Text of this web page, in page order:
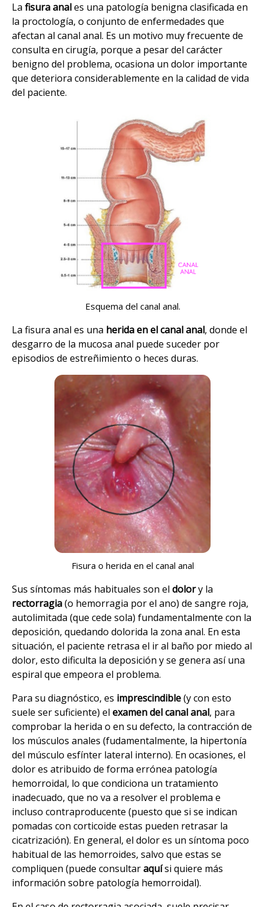
La fisura anales una patología benigna clasificada en
la proctología, o conjunto de enfermedades que
afectan al canal anal. Es un motivo muy frecuente de
consulta en cirugía, porque a pesar del carácter
benigno del problema, ocasiona un dolor importante
que deteriora considerablemente en la calidad de vida
del paciente.
Esquema del canal anal.
La fisura anal es una herida en el canal anal, donde el
desgarro de la mucosa anal puede suceder por
episodios de estreñimiento o heces duras.
Fisura o herida en el canal anal
Sus síntomas más habituales son el dolory la
rectorragia(o hemorragia por el ano) de sangre roja,
autolimitada (que cede sola) fundamentalmente con la
deposición, quedando dolorida la zona anal. En esta
situación, el paciente retrasa el ir al baño por miedo al
dolor, esto dificulta la deposición y se genera así una
espiral que empeora el problema.
Para su diagnóstico, es imprescindible(y con esto
suele ser suficiente) el examen del canal anal, para
comprobar la herida o en su defecto, la contracción de
los músculos anales (fudamentalmente, la hipertonía
del músculo esfínter lateral interno). En ocasiones, el
dolor es atribuido de forma errónea patología
hemorroidal, lo que condiciona un tratamiento
inadecuado, que no va a resolver el problema e
incluso contraproducente (puesto que si se indican
pomadas con corticoide estas pueden retrasar la
cicatrización). En general, el dolor es un síntoma poco
habitual de las hemorroides, salvo que estas se
compliquen (puede consultaraquísi quiere más
información sobre patología hemorroidal).